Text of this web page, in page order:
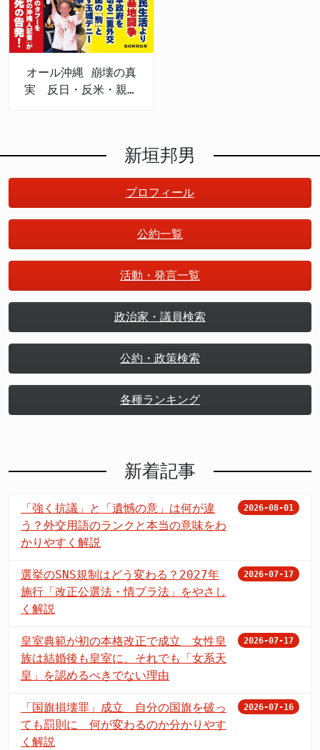
オール沖縄 崩壊の真
実 反日・反米・親中
新垣邦男
プロフィール
公約一覧
活動・発言一覧
政治家・議員検索
公約・政策検索
各種ランキング
新着記事
「強く抗議」と「遺憾の意」は何が違
う？外交用語のランクと本当の意味をわ
かりやすく解説
2026-08-01
選挙のSNS規制はどう変わる？2027年
施行「改正公選法・情プラ法」をやさし
く解説
2026-07-17
皇室典範が初の本格改正で成立 女性皇
族は結婚後も皇室に、それでも「女系天
皇」を認めるべきでない理由
2026-07-17
「国旗損壊罪」成立 自分の国旗を破っ
ても罰則に 何が変わるのか分かりやす
く解説
2026-07-16